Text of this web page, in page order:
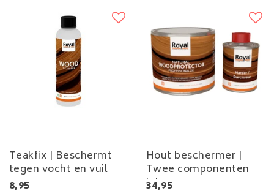
Teakfix | Beschermt
tegen vocht en vuil
8,95
Hout beschermer |
Twee componenten
lak
34,95